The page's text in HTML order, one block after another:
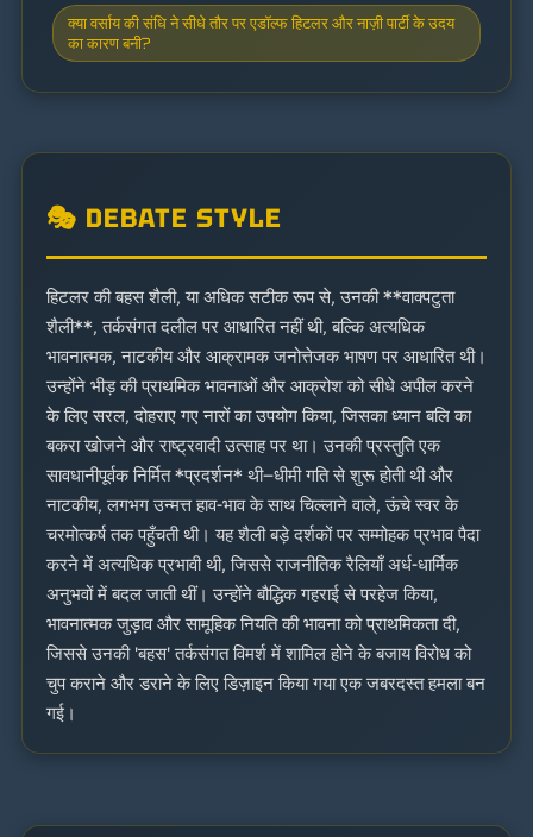
क्या वर्साय की संधि ने सीधे तौर पर एडॉल्फ हिटलर और नाज़ी पार्टी के उदय
का कारण बनी?
🎭 DEBATE STYLE
हिटलर की बहस शैली, या अधिक सटीक रूप से, उनकी **वाक्पटुता
शैली**, तर्कसंगत दलील पर आधारित नहीं थी, बल्कि अत्यधिक
भावनात्मक, नाटकीय और आक्रामक जनोत्तेजक भाषण पर आधारित थी।
उन्होंने भीड़ की प्राथमिक भावनाओं और आक्रोश को सीधे अपील करने
के लिए सरल, दोहराए गए नारों का उपयोग किया, जिसका ध्यान बलि का
बकरा खोजने और राष्ट्रवादी उत्साह पर था। उनकी प्रस्तुति एक
सावधानीपूर्वक निर्मित *प्रदर्शन* थी—धीमी गति से शुरू होती थी और
नाटकीय, लगभग उन्मत्त हाव-भाव के साथ चिल्लाने वाले, ऊंचे स्वर के
चरमोत्कर्ष तक पहुँचती थी। यह शैली बड़े दर्शकों पर सम्मोहक प्रभाव पैदा
करने में अत्यधिक प्रभावी थी, जिससे राजनीतिक रैलियाँ अर्ध-धार्मिक
अनुभवों में बदल जाती थीं। उन्होंने बौद्धिक गहराई से परहेज किया,
भावनात्मक जुड़ाव और सामूहिक नियति की भावना को प्राथमिकता दी,
जिससे उनकी 'बहस' तर्कसंगत विमर्श में शामिल होने के बजाय विरोध को
चुप कराने और डराने के लिए डिज़ाइन किया गया एक जबरदस्त हमला बन
गई।